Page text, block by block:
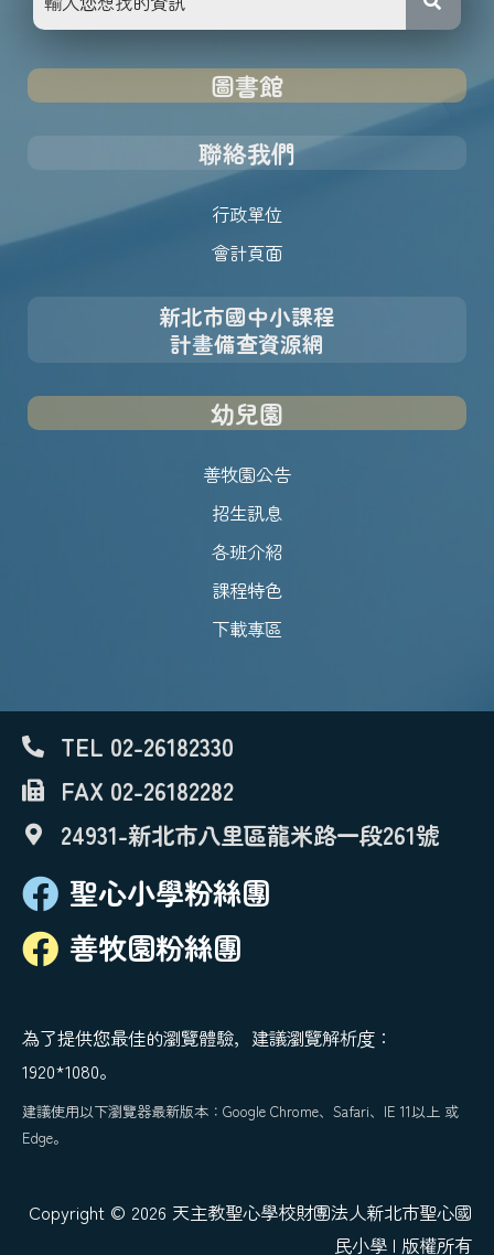
圖書館
聯絡我們
行政單位
會計頁面
新北市國中小課程
計畫備查資源網
幼兒園
善牧園公告
招生訊息
各班介紹
課程特色
下載專區
TEL 02-26182330
FAX 02-26182282
24931-新北市八里區龍米路一段261號
聖心小學粉絲團
善牧園粉絲團
為了提供您最佳的瀏覽體驗，建議瀏覽解析度：
1920*1080。
建議使用以下瀏覽器最新版本：Google Chrome、Safari、IE 11以上 或
Edge。
Copyright © 2026 天主教聖心學校財團法人新北市聖心國
民小學 | 版權所有